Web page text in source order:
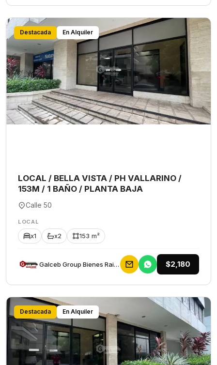
Destacada En Alquiler
LOCAL / BELLA VISTA / PH VALLARINO /
153M / 1 BAÑO / PLANTA BAJA
Calle 50
LOCAL
x1 x2 153 m²
Galceb Group Bienes Raices $2,180
Destacada En Alquiler